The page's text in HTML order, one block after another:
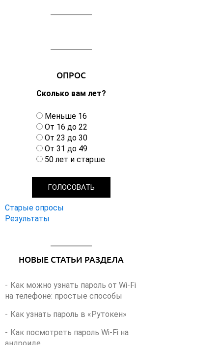
ОПРОС
Сколько вам лет?
В
а
р
и
а
Меньше 16
От 16 до 22
От 23 до 30
От 31 до 49
50 лет и старше
Старые опросы
Результаты
НОВЫЕ СТАТЬИ РАЗДЕЛА
Как можно узнать пароль от Wi-Fi
на телефоне: простые способы
Как узнать пароль в «Рутокен»
Как посмотреть пароль Wi-Fi на